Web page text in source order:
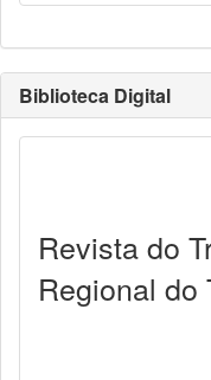
Biblioteca Digital
Revista do
Regional do